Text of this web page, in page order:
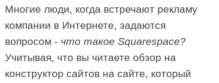
Многие люди, когда встречают рекламу
компании в Интернете, задаются
вопросом - что такое Squarespace?
Учитывая, что вы читаете обзор на
конструктор сайтов на сайте, который